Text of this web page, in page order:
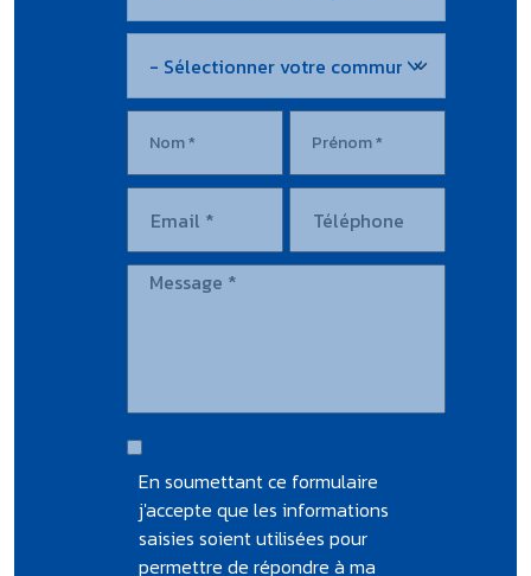
En soumettant ce formulaire
j'accepte que les informations
saisies soient utilisées pour
permettre de répondre à ma